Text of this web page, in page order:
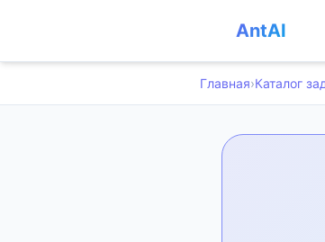
AntAI
Главная›Каталог